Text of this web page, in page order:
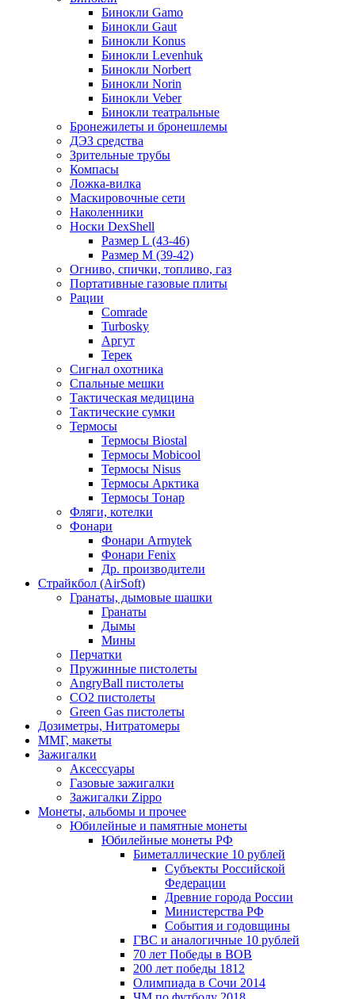
Бинокли Gamo
Бинокли Gaut
Бинокли Konus
Бинокли Levenhuk
Бинокли Norbert
Бинокли Norin
Бинокли Veber
Бинокли театральные
Бронежилеты и бронешлемы
ДЭЗ средства
Зрительные трубы
Компасы
Ложка-вилка
Маскировочные сети
Наколенники
Носки DexShell
Размер L (43-46)
Размер M (39-42)
Огниво, спички, топливо, газ
Портативные газовые плиты
Рации
Comrade
Turbosky
Аргут
Терек
Сигнал охотника
Спальные мешки
Тактическая медицина
Тактические сумки
Термосы
Термосы Biostal
Термосы Mobicool
Термосы Nisus
Термосы Арктика
Термосы Тонар
Фляги, котелки
Фонари
Фонари Armytek
Фонари Fenix
Др. производители
Страйкбол (AirSoft)
Гранаты, дымовые шашки
Гранаты
Дымы
Мины
Перчатки
Пружинные пистолеты
AngryBall пистолеты
CO2 пистолеты
Green Gas пистолеты
Дозиметры, Нитратомеры
ММГ, макеты
Зажигалки
Аксессуары
Газовые зажигалки
Зажигалки Zippo
Монеты, альбомы и прочее
Юбилейные и памятные монеты
Юбилейные монеты РФ
Биметаллические 10 рублей
Субъекты Российской
Федерации
Древние города России
Министерства РФ
События и годовщины
ГВС и аналогичные 10 рублей
70 лет Победы в ВОВ
200 лет победы 1812
Олимпиада в Сочи 2014